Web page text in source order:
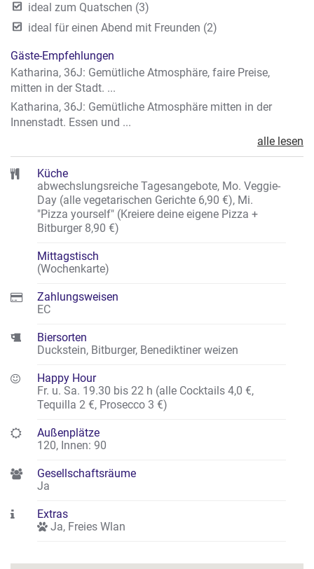
ideal zum Quatschen (3)
ideal für einen Abend mit Freunden (2)
Gäste-Empfehlungen
Katharina, 36J: Gemütliche Atmosphäre, faire Preise,
mitten in der Stadt. ...
Katharina, 36J: Gemütliche Atmosphäre mitten in der
Innenstadt. Essen und ...
alle lesen
Küche
abwechslungsreiche Tagesangebote, Mo. Veggie-
Day (alle vegetarischen Gerichte 6,90 €), Mi.
"Pizza yourself" (Kreiere deine eigene Pizza +
Bitburger 8,90 €)
Mittagstisch
(Wochenkarte)
Zahlungsweisen
EC
Biersorten
Duckstein, Bitburger, Benediktiner weizen
Happy Hour
Fr. u. Sa. 19.30 bis 22 h (alle Cocktails 4,0 €,
Tequilla 2 €, Prosecco 3 €)
Außenplätze
120, Innen: 90
Gesellschaftsräume
Ja
Extras
Ja, Freies Wlan